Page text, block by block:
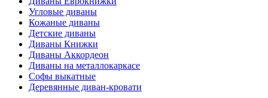
Угловые диваны
Кожаные диваны
Детские диваны
Диваны Книжки
Диваны Аккордеон
Диваны на металлокаркасе
Софы выкатные
Деревянные диван-кровати